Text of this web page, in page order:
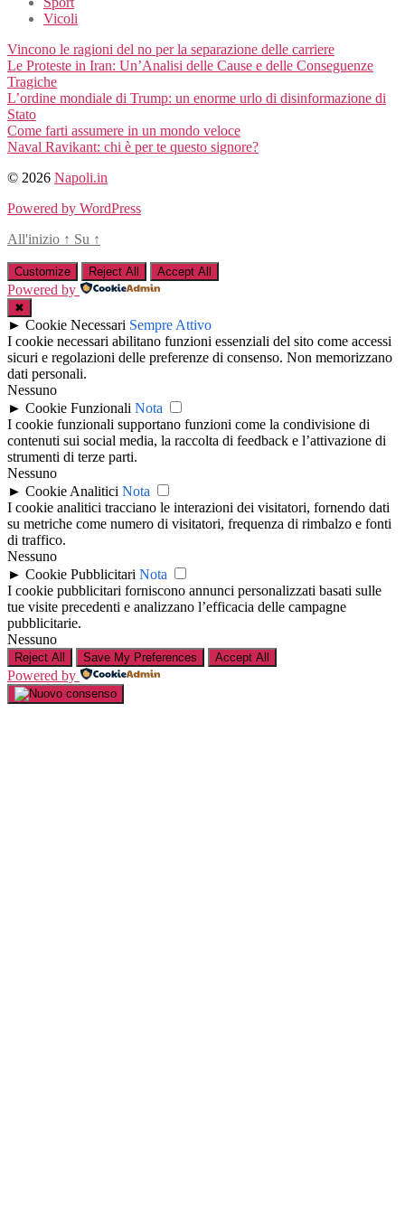
Vicoli
Vincono le ragioni del no per la separazione delle carriere
Le Proteste in Iran: Un’Analisi delle Cause e delle Conseguenze
Tragiche
L’ordine mondiale di Trump: un enorme urlo di disinformazione di
Stato
Come farti assumere in un mondo veloce
Naval Ravikant: chi è per te questo signore?
© 2026 Napoli.in
Powered by WordPress
All'inizio ↑ Su ↑
Customize Reject All Accept All
Powered by
✖
► Cookie Necessari Sempre Attivo
I cookie necessari abilitano funzioni essenziali del sito come accessi
sicuri e regolazioni delle preferenze di consenso. Non memorizzano
dati personali.
Nessuno
► Cookie Funzionali Nota
I cookie funzionali supportano funzioni come la condivisione di
contenuti sui social media, la raccolta di feedback e l’attivazione di
strumenti di terze parti.
Nessuno
► Cookie Analitici Nota
I cookie analitici tracciano le interazioni dei visitatori, fornendo dati
su metriche come numero di visitatori, frequenza di rimbalzo e fonti
di traffico.
Nessuno
► Cookie Pubblicitari Nota
I cookie pubblicitari forniscono annunci personalizzati basati sulle
tue visite precedenti e analizzano l’efficacia delle campagne
pubblicitarie.
Nessuno
Reject All Save My Preferences Accept All
Powered by